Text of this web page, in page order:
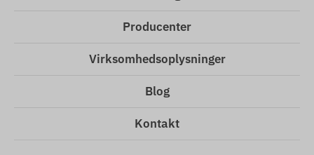
Producenter
Virksomhedsoplysninger
Blog
Kontakt